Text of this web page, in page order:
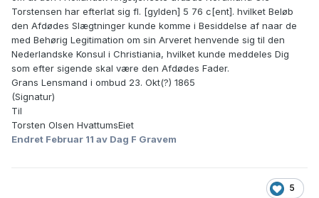
Torstensen har efterlat sig fl. [gylden] 5 76 c[ent]. hvilket Beløb
den Afdødes Slægtninger kunde komme i Besiddelse af naar de
med Behørig Legitimation om sin Arveret henvende sig til den
Nederlandske Konsul i Christiania, hvilket kunde meddeles Dig
som efter sigende skal være den Afdødes Fader.
Grans Lensmand i ombud 23. Okt(?) 1865
(Signatur)
Til
Torsten Olsen HvattumsEiet
Endret Februar 11 av Dag F Gravem
5